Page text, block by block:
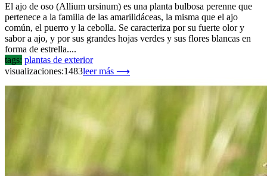
El ajo de oso (Allium ursinum) es una planta bulbosa perenne que
pertenece a la familia de las amarilidáceas, la misma que el ajo
común, el puerro y la cebolla. Se caracteriza por su fuerte olor y
sabor a ajo, y por sus grandes hojas verdes y sus flores blancas en
forma de estrella....
tags: plantas de exterior
visualizaciones:1483leer más ⟶